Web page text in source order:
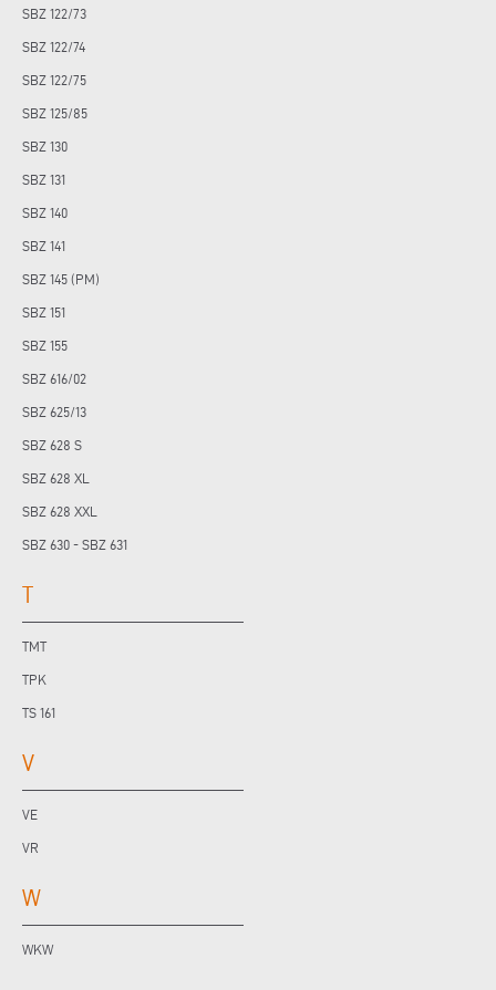
SBZ 122/73
SBZ 122/74
SBZ 122/75
SBZ 125/85
SBZ 130
SBZ 131
SBZ 140
SBZ 141
SBZ 145 (PM)
SBZ 151
SBZ 155
SBZ 616/02
SBZ 625/13
SBZ 628 S
SBZ 628 XL
SBZ 628 XXL
SBZ 630 - SBZ 631
T
TMT
TPK
TS 161
V
VE
VR
W
WKW